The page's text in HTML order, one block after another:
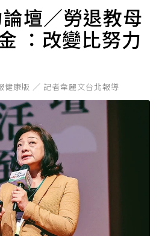
壇／勞退教母
：改變比努力
健康版 ／ 記者韋麗文台北報導